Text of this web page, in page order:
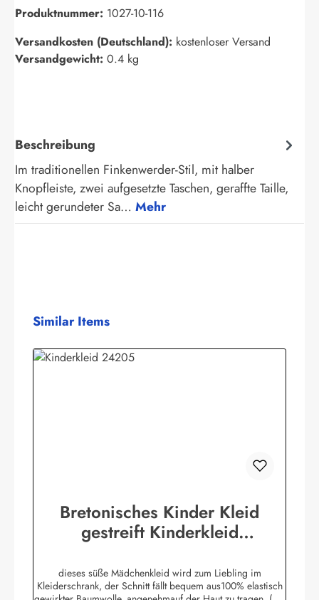
Produktnummer: 1027-10-116
Versandkosten (Deutschland): kostenloser Versand
Versandgewicht: 0.4 kg
Beschreibung
Im traditionellen Finkenwerder-Stil, mit halber
Knopfleiste, zwei aufgesetzte Taschen, geraffte Taille,
leicht gerundeter Sa… Mehr
Produktgalerie überspringen
Similar Items
Bretonisches Kinder Kleid
gestreift Kinderkleid
dieses süße Mädchenkleid wird zum Liebling im
Kleiderschrank, der Schnitt fällt bequem aus100% elastisch